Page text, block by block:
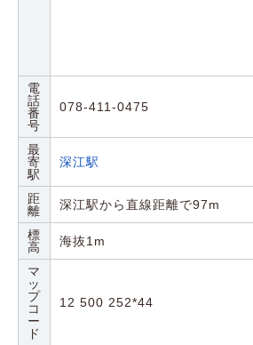
電
話
番
号
078-411-0475
最
寄
駅
深江駅
距
離
深江駅から直線距離で97m
標
高
海抜1m
マ
ッ
プ
コ
ー
ド
12 500 252*44